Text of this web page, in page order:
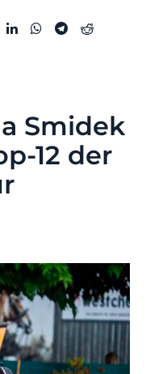
Smidek
12 der